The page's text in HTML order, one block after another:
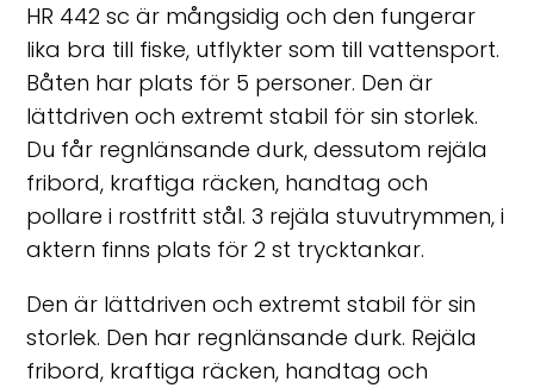
HR 442 sc är mångsidig och den fungerar
lika bra till fiske, utflykter som till vattensport.
Båten har plats för 5 personer. Den är
lättdriven och extremt stabil för sin storlek.
Du får regnlänsande durk, dessutom rejäla
fribord, kraftiga räcken, handtag och
pollare i rostfritt stål. 3 rejäla stuvutrymmen, i
aktern finns plats för 2 st trycktankar.
Den är lättdriven och extremt stabil för sin
storlek. Den har regnlänsande durk. Rejäla
fribord, kraftiga räcken, handtag och